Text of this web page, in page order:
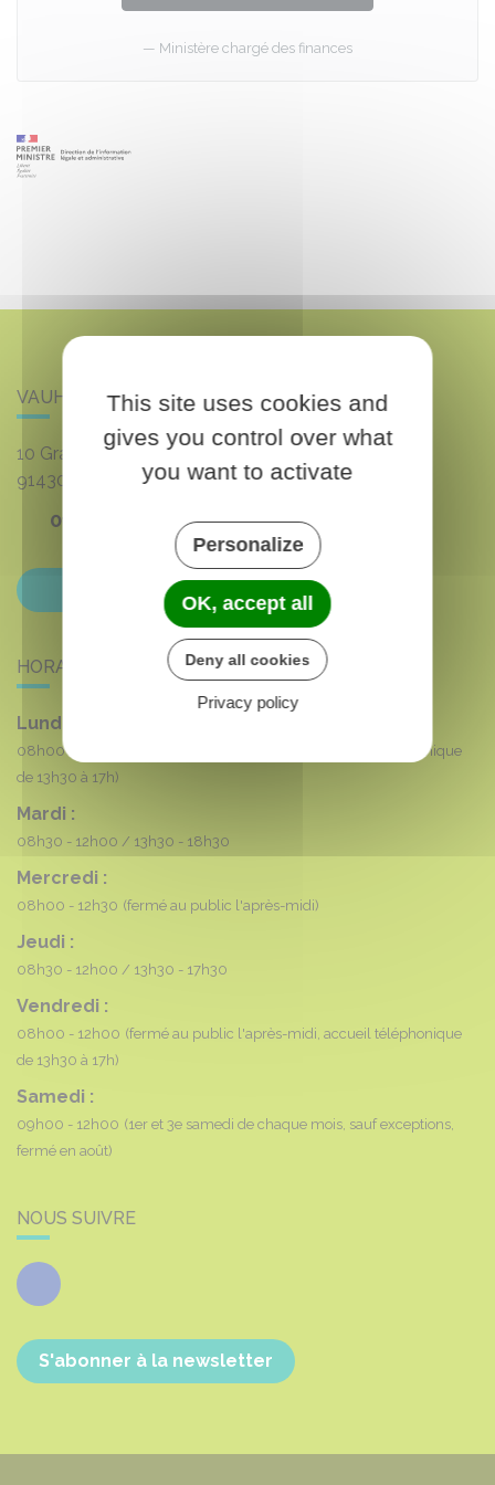
Ministère chargé des finances
VAUHALLAN
10 Grande rue du 8 mai 1945
91430
VAUHALLAN
01 69 35 53 00
Contactez-nous
HORAIRES DE LA MAIRIE
Lundi :
08h00 - 12h00
(fermé au public l'après-midi, accueil téléphonique
de 13h30 à 17h)
Mardi :
08h30 - 12h00 13h30 - 18h30
Mercredi :
08h00 - 12h30 (fermé au public l'après-midi)
Jeudi :
08h30 - 12h00 13h30 - 17h30
Vendredi :
08h00 - 12h00 (fermé au public l'après-midi, accueil téléphonique
de 13h30 à 17h)
Samedi :
09h00 - 12h00 (1er et 3e samedi de chaque mois, sauf exceptions,
fermé en août)
NOUS SUIVRE
Facebook
S'abonner à la newsletter
This site uses cookies and
gives you control over what
you want to activate
Personalize
OK, accept all
Deny all cookies
Privacy policy